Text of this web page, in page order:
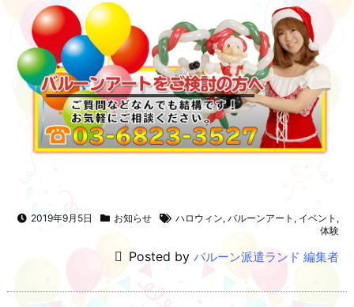
2019年9月5日 お知らせ ハロウィン, バルーンアート , イベント ,
体験
Posted by バルーン派遣ランド 編集者